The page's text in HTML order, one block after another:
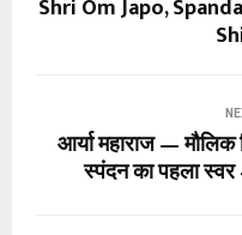
Shri Om Japo,
आर्या महाराज —
स्पंदन का पहला